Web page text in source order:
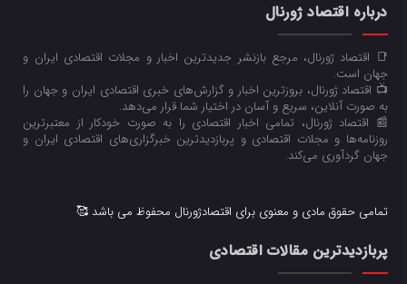
درباره اقتصاد ژورنال
📑 اقتصاد ژورنال، مرجع بازنشر جدیدترین اخبار و مجلات اقتصادی ایران و
جهان است.
📺 اقتصاد ژورنال، بروزترین اخبار و گزارش‌های خبری اقتصادی ایران و جهان را
به صورت آنلاین، سریع و آسان در اختیار شما قرار می‌‌دهد.
📰 اقتصاد ژورنال، تمامی اخبار اقتصادی را به صورت خودکار از معتبرترین
روزنامه‌ها و مجلات اقتصادی و پربازدیدترین خبرگزاری‌های اقتصادی ایران و
جهان گردآوری می‌کند.
تمامی حقوق مادی و معنوی برای اقتصادژورنال محفوظ می باشد 🥰
پربازدیدترین مقالات اقتصادی